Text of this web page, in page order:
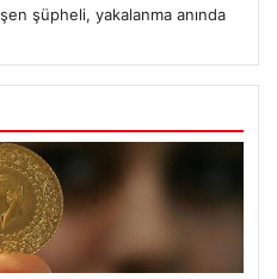
şüpheli, yakalanma anında